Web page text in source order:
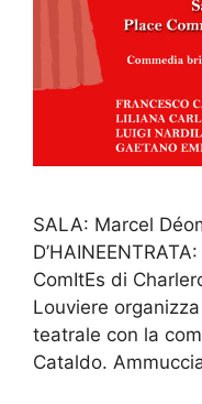
SALA: Marcel
ComItEs di
Louviere
teatrale con la
Cataldo.